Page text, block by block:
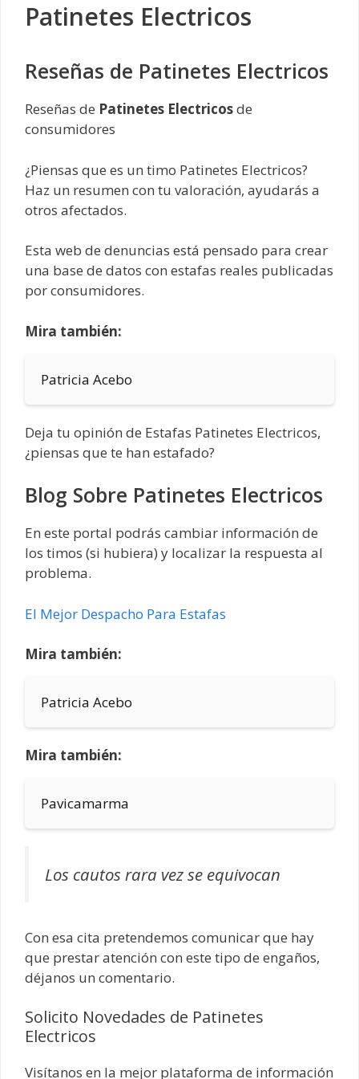
Patinetes Electricos
Reseñas de Patinetes Electricos
Reseñas de Patinetes Electricosde
consumidores
¿Piensas que es un timo Patinetes Electricos?
Haz un resumen con tu valoración, ayudarás a
otros afectados.
Esta web de denuncias está pensado para crear
una base de datos con estafas reales publicadas
por consumidores.
Mira también:
Patricia Acebo
Deja tu opinión de Estafas Patinetes Electricos,
¿piensas que te han estafado?
Blog Sobre Patinetes Electricos
En este portal podrás cambiar información de
los timos (si hubiera) y localizar la respuesta al
problema.
El Mejor Despacho Para Estafas
Mira también:
Patricia Acebo
Mira también:
Pavicamarma
Los cautos rara vez se equivocan
Con esa cita pretendemos comunicar que hay
que prestar atención con este tipo de engaños,
déjanos un comentario.
Solicito Novedades de Patinetes
Electricos
Visítanos en la mejor plataforma de información